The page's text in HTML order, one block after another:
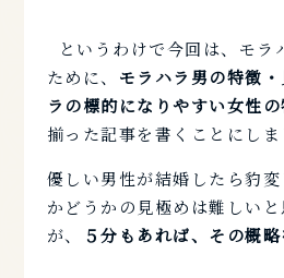
というわけで今回は、モラ
ために、 モラハラ男の特徴
ラの標的になりやすい女性
揃った記事を書くことにしま
優しい男性が結婚したら豹
かどうかの見極めは難しい
が、
５分もあれば、その概